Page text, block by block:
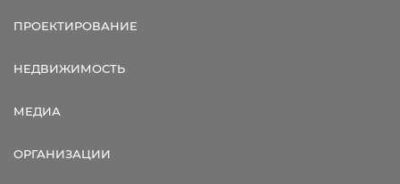
ПРОЕКТИРОВАНИЕ
НЕДВИЖИМОСТЬ
МЕДИА
ОРГАНИЗАЦИИ